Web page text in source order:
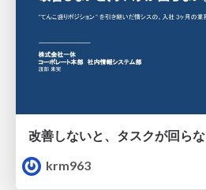
krm963